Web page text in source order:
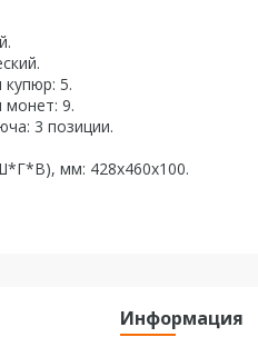
5.
монет: 9.
3 позиции.
мм: 428х460х100.
Информация